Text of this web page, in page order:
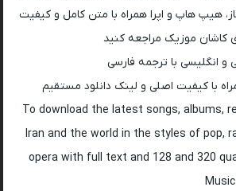
هیپ هاپ و اپرا همراه با متن کامل و کیفیت
و انگلیسی با ترجمه فارسی
با کیفیت اصلی و لینک دانلود مستقیم
To download the latest songs, albums,
Iran and the world in the styles of pop,
opera with full text and 128 and 320
Music